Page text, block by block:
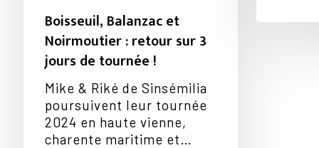
Boisseuil, Balanzac et
Noirmoutier : retour sur 3
jours de tournée !
Mike & Riké de Sinsémilia
poursuivent leur tournée
2024 en haute vienne,
charente maritime et…